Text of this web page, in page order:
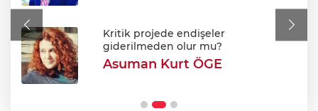
Türkiye, Suudi Arabistan ve Pakistan'dan
Kritik projede endişeler
giderilmeden olur mu?
Asuman Kurt ÖGE